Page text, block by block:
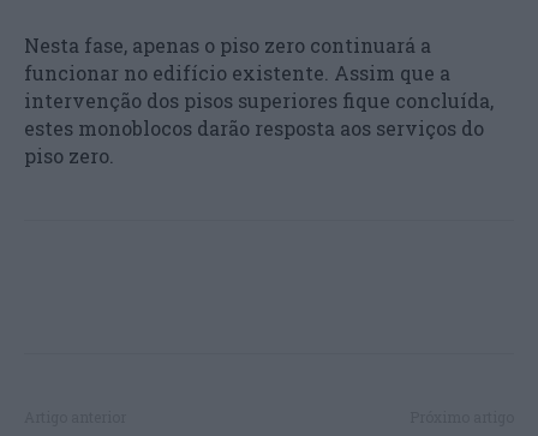
Nesta fase, apenas o piso zero continuará a
funcionar no edifício existente. Assim que a
intervenção dos pisos superiores fique concluída,
estes monoblocos darão resposta aos serviços do
piso zero.